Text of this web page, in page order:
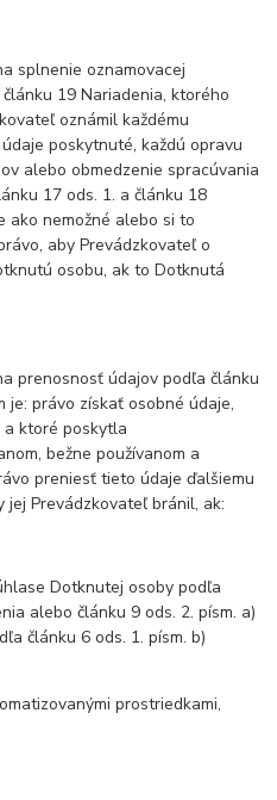
splnenie oznamovacej
19 Nariadenia, ktorého
oznámil každému
poskytnuté, každú opravu
alebo obmedzenie spracúvania
17 ods. 1. a článku 18
ako nemožné alebo si to
aby Prevádzkovateľ o
osobu, ak to Dotknutá
prenosnosť údajov podľa článku
je: právo získať osobné údaje,
ktoré poskytla
bežne používanom a
preniesť tieto údaje ďalšiemu
Prevádzkovateľ bránil, ak:
Dotknutej osoby podľa
alebo článku 9 ods. 2. písm. a)
článku 6 ods. 1. písm. b)
prostriedkami,